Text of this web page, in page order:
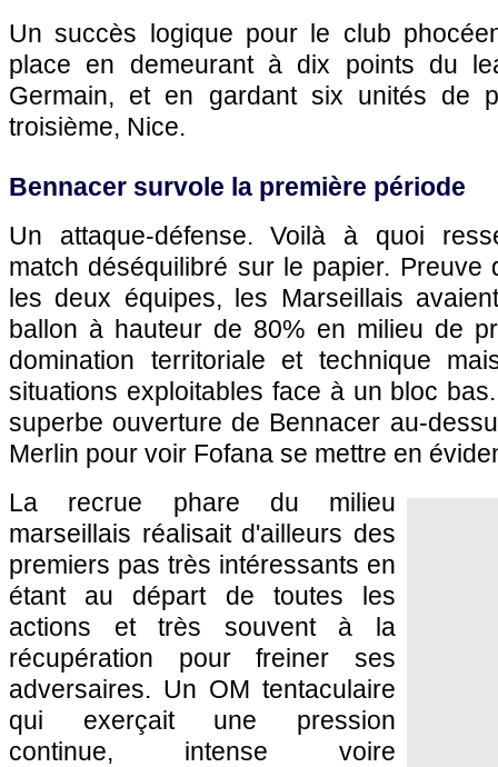
Un succès logique pour le club
place en demeurant à dix points du
Germain, et en gardant six unités de
troisième, Nice.
Bennacer survole la première période
Un attaque-défense. Voilà à quoi
match déséquilibré sur le papier. Preuve
les deux équipes, les Marseillais
ballon à hauteur de 80% en milieu de
domination territoriale et technique
situations exploitables face à un bloc
superbe ouverture de Bennacer au-
Merlin pour voir Fofana se mettre en
La recrue phare du milieu
marseillais réalisait d'ailleurs des
premiers pas très intéressants en
étant au départ de toutes les
actions et très souvent à la
récupération pour freiner ses
adversaires. Un OM tentaculaire
qui exerçait une pression
continue, intense voire